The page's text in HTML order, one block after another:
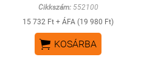
Cikkszám:552100
15 732 Ft + ÁFA (19 980 Ft)
 KOSÁRBA